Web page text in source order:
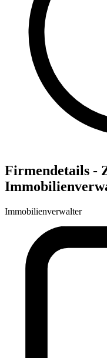
Firmendetails -
Immobilienverwalter